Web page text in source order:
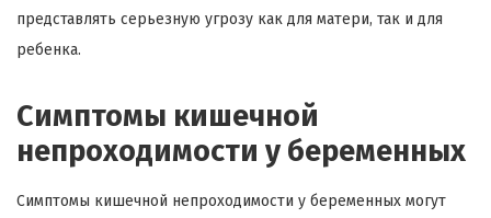
представлять серьезную угрозу как для матери, так и для
ребенка.
Симптомы кишечной
непроходимости у беременных
Симптомы кишечной непроходимости у беременных могут